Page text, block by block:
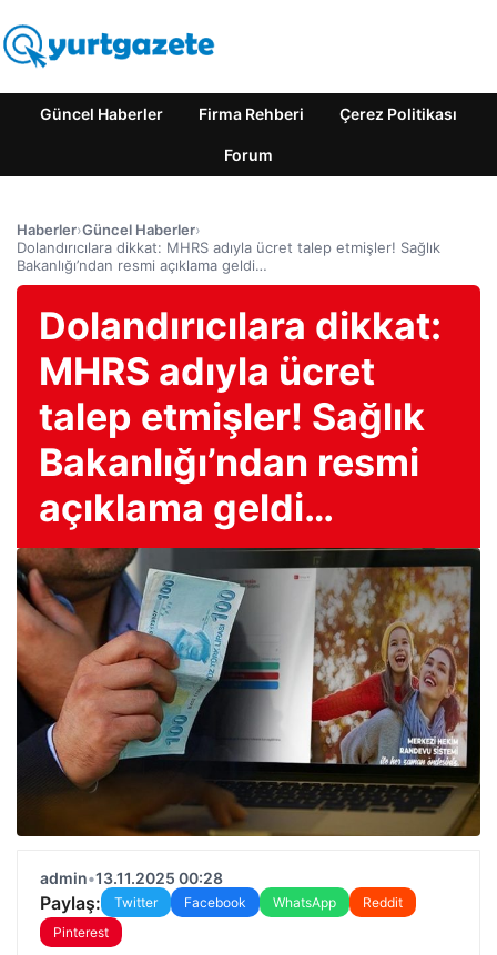
Güncel Haberler Firma Rehberi Çerez Politikası
Forum
Haberler›Güncel Haberler›
Dolandırıcılara dikkat: MHRS adıyla ücret talep etmişler! Sağlık
Bakanlığı’ndan resmi açıklama geldi…
Dolandırıcılara dikkat:
MHRS adıyla ücret
talep etmişler! Sağlık
Bakanlığı’ndan resmi
açıklama geldi…
admin•13.11.2025 00:28
Paylaş: Twitter Facebook WhatsApp
Reddit
Pinterest